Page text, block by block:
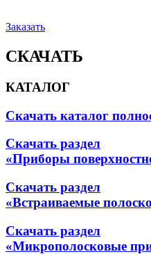
Заказать
СКАЧАТЬ
КАТАЛОГ
Скачать каталог
Скачать раздел
«Приборы
Скачать раздел
«Встраиваемые
Скачать раздел
«Микрополосковые